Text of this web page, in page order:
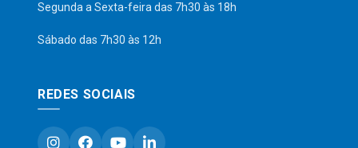
Segunda a Sexta-feira das 7h30 às 18h
Sábado das 7h30 às 12h
REDES SOCIAIS